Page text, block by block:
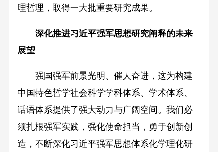
理哲理，取得一大批重要研究成果。
深化推进习近平强军思想研究阐释的未来
展望
强国强军前景光明、催人奋进，这为构建
中国特色哲学社会科学学科体系、学术体系、
话语体系提供了强大动力与广阔空间。我们必
须扎根强军实践，强化使命担当，勇于创新创
造，不断深化习近平强军思想体系化学理化研